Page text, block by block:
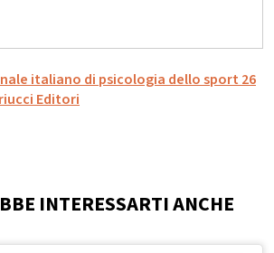
italiano di psicologia dello sport 26
Editori
INTERESSARTI ANCHE